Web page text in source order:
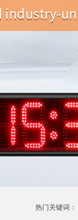
热门关键词：